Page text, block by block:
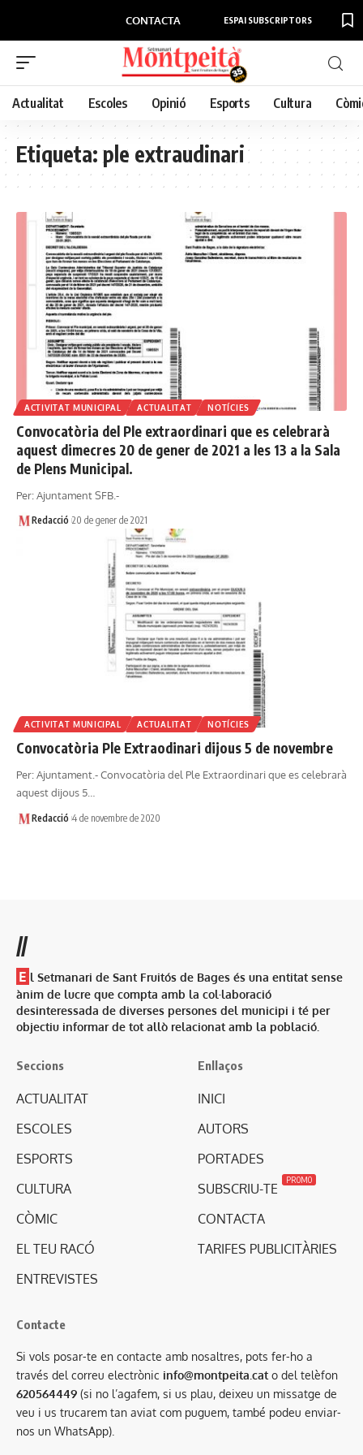
CONTACTA ESPAI SUBSCRIPTORS
Actualitat Escoles Opinió Esports Cultura
Etiqueta:ple extraudinari
ACTIVITAT MUNICIPAL ACTUALITAT NOTÍCIES
Convocatòria del Ple extraordinari que es celebrarà
aquest dimecres 20 de gener de 2021 a les 13 a la Sala
de Plens Municipal.
Per: Ajuntament SFB.-
Redacció 20 de gener de 2021
ACTIVITAT MUNICIPAL ACTUALITAT NOTÍCIES
Convocatòria Ple Extraodinari dijous 5 de novembre
Per: Ajuntament.- Convocatòria del Ple Extraordinari que es celebrarà
aquest dijous 5…
Redacció 4 de novembre de 2020
//
E l Setmanari de Sant Fruitós de Bages és una entitat sense
ànim de lucre que compta amb la col·laboració
desinteressada de diverses persones del municipi i té per
objectiu informar de tot allò relacionat amb la població.
Seccions
ACTUALITAT
ESCOLES
ESPORTS
CULTURA
CÒMIC
EL TEU RACÓ
ENTREVISTES
Enllaços
INICI
AUTORS
PORTADES
SUBSCRIU-TE
PROMO
CONTACTA
TARIFES PUBLICITÀRIES
Contacte
Si vols posar-te en contacte amb nosaltres, pots fer-ho a
través del correu electrònic info@montpeita.cat o del telèfon
620564449 (si no l’agafem, si us plau, deixeu un missatge de
veu i us trucarem tan aviat com puguem, també podeu enviar-
nos un WhatsApp).